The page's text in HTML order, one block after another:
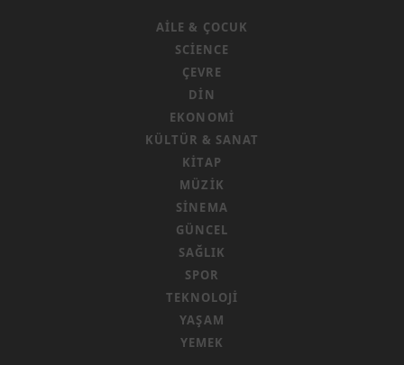
AILE & ÇOCUK
SCIENCE
ÇEVRE
DIN
EKONOMI
KÜLTÜR & SANAT
KITAP
MÜZIK
SINEMA
GÜNCEL
SAĞLIK
SPOR
TEKNOLOJI
YAŞAM
YEMEK